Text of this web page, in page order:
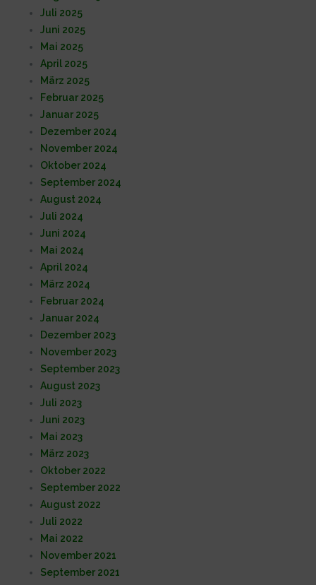
Juli 2025
Juni 2025
Mai 2025
April 2025
März 2025
Februar 2025
Januar 2025
Dezember 2024
November 2024
Oktober 2024
September 2024
August 2024
Juli 2024
Juni 2024
Mai 2024
April 2024
März 2024
Februar 2024
Januar 2024
Dezember 2023
November 2023
September 2023
August 2023
Juli 2023
Juni 2023
Mai 2023
März 2023
Oktober 2022
September 2022
August 2022
Juli 2022
Mai 2022
November 2021
September 2021